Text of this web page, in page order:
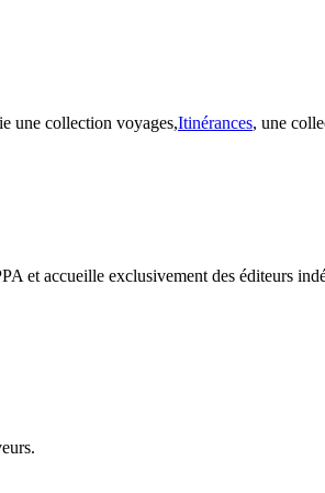
une collection voyages,Itinérances, une
et accueille exclusivement des éditeurs